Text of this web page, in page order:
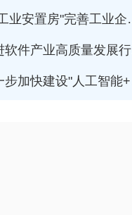
善工业企业搬迁安置的指导意见（试行）》解读
质量发展行动计划（2026-2027年）》解读
工智能+"城市的若干措施（2026年版）》解读